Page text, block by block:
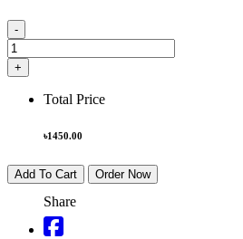
-
+
Total Price
৳1450.00
Add To Cart Order Now
Share